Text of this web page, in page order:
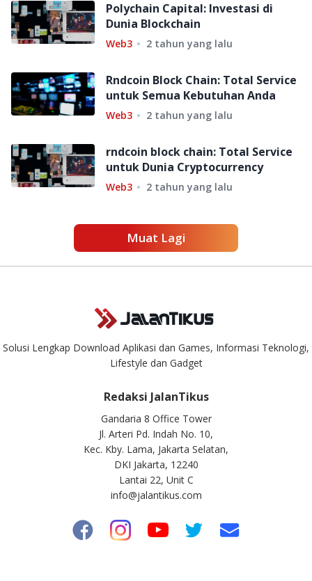
Polychain Capital: Investasi di
Dunia Blockchain
Web3 2 tahun yang lalu
Rndcoin Block Chain: Total Service
untuk Semua Kebutuhan Anda
Web3 2 tahun yang lalu
rndcoin block chain: Total Service
untuk Dunia Cryptocurrency
Web3 2 tahun yang lalu
Muat Lagi
Solusi Lengkap Download Aplikasi dan Games, Informasi Teknologi,
Lifestyle dan Gadget
Redaksi JalanTikus
Gandaria 8 Office Tower
Jl. Arteri Pd. Indah No. 10,
Kec. Kby. Lama, Jakarta Selatan,
DKI Jakarta, 12240
Lantai 22, Unit C
info@jalantikus.com